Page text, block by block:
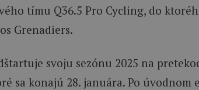
tímu Q36.5 Pro Cycling, do
Grenadiers.
svoju sezónu 2025 na
sa konajú 28. januára. Po úvodnom